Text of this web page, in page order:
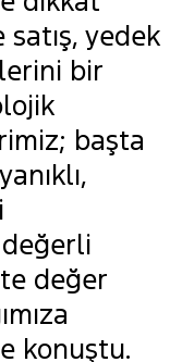
yedek
bir
başta
değerli
değer
konuştu.